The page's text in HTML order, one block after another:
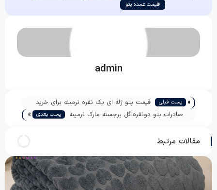
قیمت عمده پتو
admin
« پست قبلی
قیمت پتو ژله ای یک نفره نرمینه برای خرید
عمده
صادرات پتو دونفره گل برجسته مارک نرمینه پست بعدی »
مقالات مرتبط